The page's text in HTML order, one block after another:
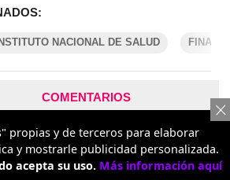
INSTITUTO NACIONAL DE SALUD
COMENTARIOS
REPORTAR UN ERROR
propias y de terceros para elaborar
y mostrarle publicidad personalizada.
acepta su uso. Más información aquí